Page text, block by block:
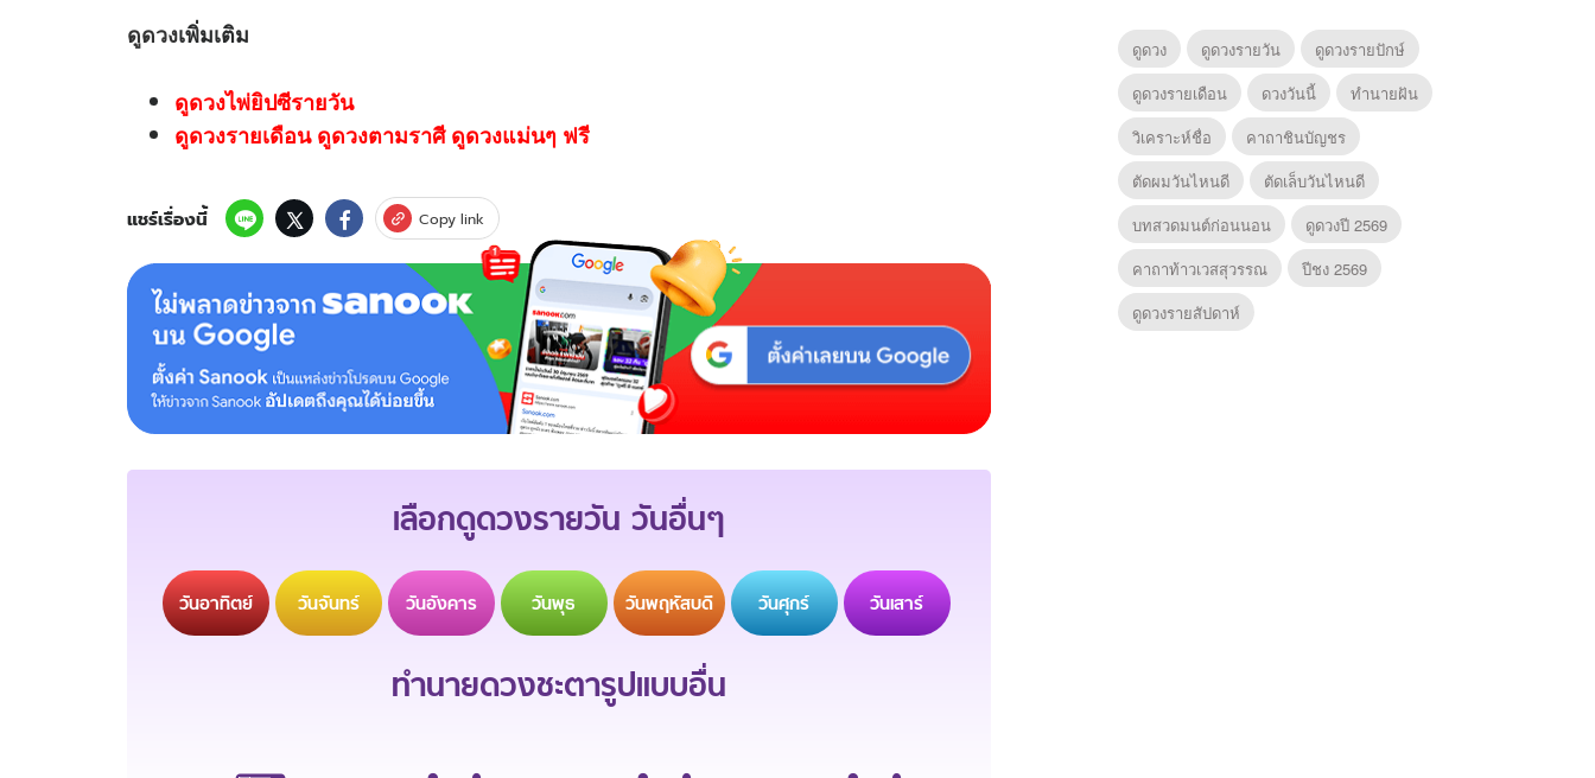
ดูดวงเพิ่มเติม
ดูดวงไพ่ยิปซีรายวัน
ดูดวงรายเดือน ดูดวงตามราศี ดูดวงแม่นๆ ฟรี
แชร์เรื่องนี้ Copy link
เลือกดูดวงรายวัน วันอื่นๆ
วันอาทิตย์ วันจันทร์ วันอังคาร วันพุธ วันพฤหัสบดี วันศุกร์ วันเสาร์
ทำนายดวงชะตารูปแบบอื่น
ดูดวง ดูดวงรายวัน
ดูดวงรายปักษ์
ดูดวงรายเดือน
ดวงวันนี้
ทํานายฝัน
วิเคราะห์ชื่อ
คาถาชินบัญชร
ตัดผมวันไหนดี
ตัดเล็บวันไหนดี
บทสวดมนต์ก่อนนอน
ดูดวงปี 2569
คาถาท้าวเวสสุวรรณ
ปีชง 2569
ดูดวงรายสัปดาห์